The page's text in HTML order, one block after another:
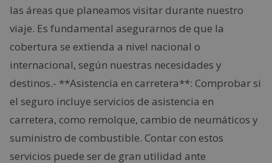
las áreas que planeamos visitar durante nuestro
viaje. Es fundamental asegurarnos de que la
cobertura se extienda a nivel nacional o
internacional, según nuestras necesidades y
destinos.- **Asistencia en carretera**: Comprobar si
el seguro incluye servicios de asistencia en
carretera, como remolque, cambio de neumáticos y
suministro de combustible. Contar con estos
servicios puede ser de gran utilidad ante